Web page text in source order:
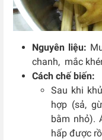
Nguyên liệu:
chanh, mắc
Cách chế biến:
Sau khi
hợp (sả,
bằm nhỏ).
hấp được